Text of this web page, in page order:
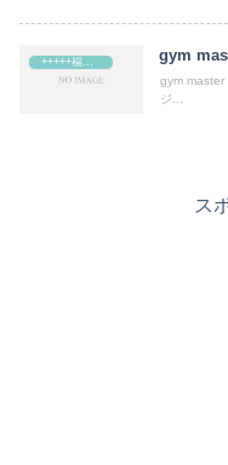
gym
gym master
ジ...
ス